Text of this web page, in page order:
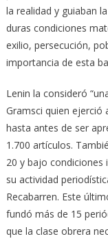
la realidad y guiaban
duras condiciones
exilio, persecución,
importancia de esta
Lenin la consideró
Gramsci quien ejerció
hasta antes de ser
1.700 artículos.
20 y bajo condiciones
su actividad
Recabarren. Este
fundó más de 15
que la clase obrera